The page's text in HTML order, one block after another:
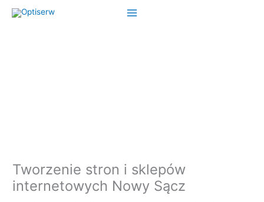
Tworzenie stron i sklepów
internetowych Nowy Sącz